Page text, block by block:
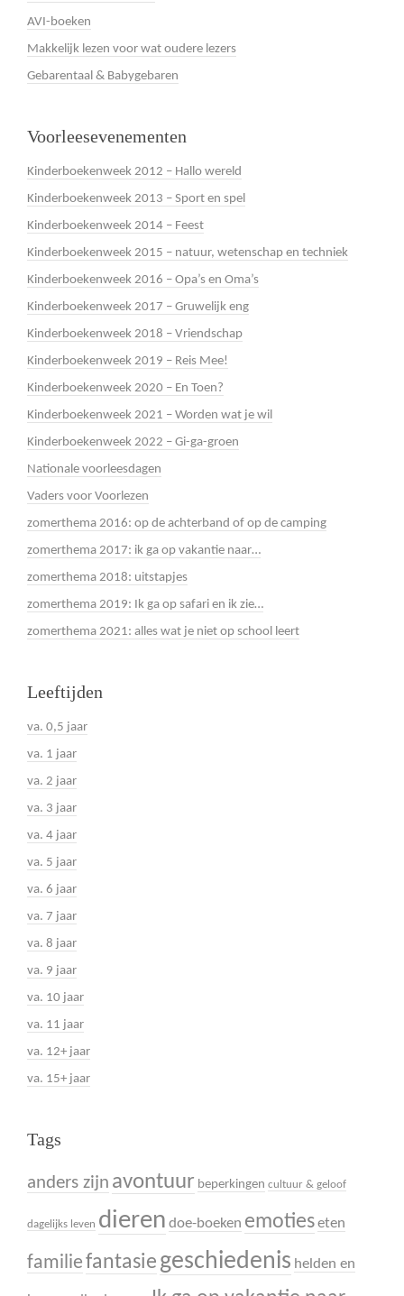
AVI-boeken
Makkelijk lezen voor wat oudere lezers
Gebarentaal & Babygebaren
Voorleesevenementen
Kinderboekenweek 2012 – Hallo wereld
Kinderboekenweek 2013 – Sport en spel
Kinderboekenweek 2014 – Feest
Kinderboekenweek 2015 – natuur, wetenschap en techniek
Kinderboekenweek 2016 – Opa’s en Oma’s
Kinderboekenweek 2017 – Gruwelijk eng
Kinderboekenweek 2018 – Vriendschap
Kinderboekenweek 2019 – Reis Mee!
Kinderboekenweek 2020 – En Toen?
Kinderboekenweek 2021 – Worden wat je wil
Kinderboekenweek 2022 – Gi-ga-groen
Nationale voorleesdagen
Vaders voor Voorlezen
zomerthema 2016: op de achterband of op de camping
zomerthema 2017: ik ga op vakantie naar…
zomerthema 2018: uitstapjes
zomerthema 2019: Ik ga op safari en ik zie…
zomerthema 2021: alles wat je niet op school leert
Leeftijden
va. 0,5 jaar
va. 1 jaar
va. 2 jaar
va. 3 jaar
va. 4 jaar
va. 5 jaar
va. 6 jaar
va. 7 jaar
va. 8 jaar
va. 9 jaar
va. 10 jaar
va. 11 jaar
va. 12+ jaar
va. 15+ jaar
Tags
anders zijn avontuur beperkingen cultuur & geloof
dagelijks leven dieren doe-boeken emotieseten
familiefantasie geschiedenis helden en